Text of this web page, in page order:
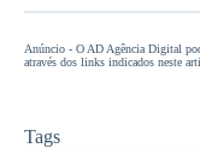
Anúncio - O AD Agência Digital
através dos links indicados neste
Tags